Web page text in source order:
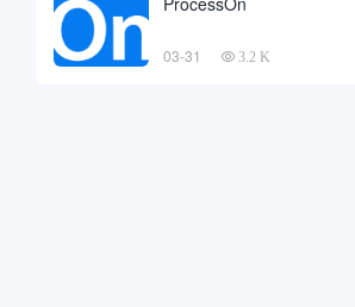
03-31 3.2 K